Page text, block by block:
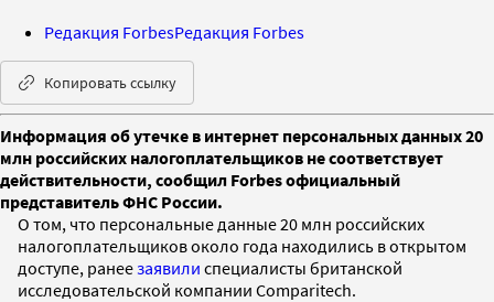
Редакция ForbesРедакция Forbes
Копировать ссылку
Информация об утечке в интернет персональных данных 20
млн российских налогоплательщиков не соответствует
действительности, сообщил Forbes официальный
представитель ФНС России.
О том, что персональные данные 20 млн российских
налогоплательщиков около года находились в открытом
доступе, ранеезаявили специалисты британской
исследовательской компании Comparitech.